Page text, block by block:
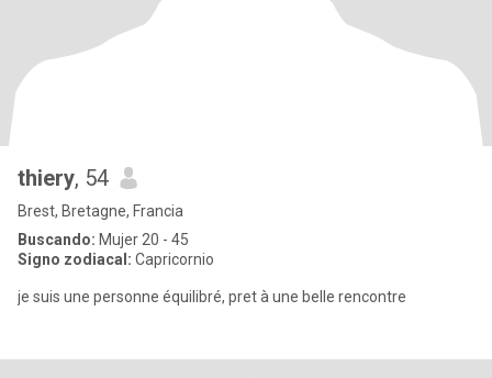
thiery, 54
Brest, Bretagne, Francia
Buscando: Mujer 20 - 45
Signo zodiacal: Capricornio
je suis une personne équilibré, pret à une belle rencontre